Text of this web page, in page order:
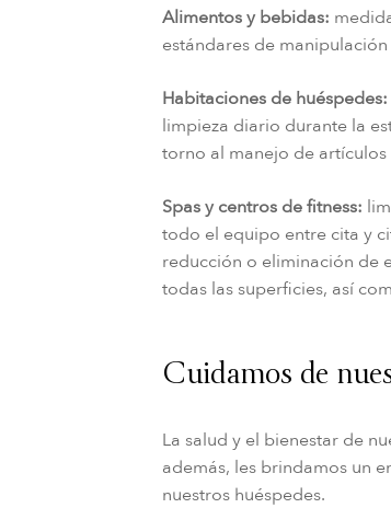
Alimentos y bebidas:
estándares de
Habitaciones de huéspedes:
limpieza diario durante la
torno al manejo de
Spas y centros de fitness:
todo el equipo entre cita y
reducción o eliminación de
todas las superficies, así
Cuidamos de
La salud y el bienestar de
además, les brindamos un
nuestros huéspedes.